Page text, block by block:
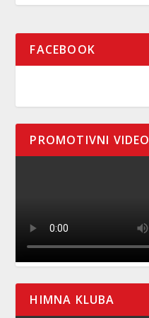
FACEBOOK
PROMOTIVNI VIDEO
HIMNA KLUBA